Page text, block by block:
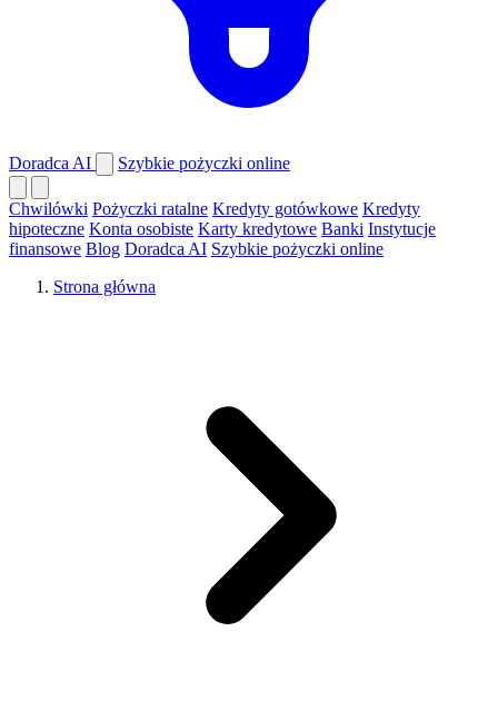
Doradca AI Szybkie pożyczki online
Chwilówki Pożyczki ratalne Kredyty gotówkowe Kredyty
hipoteczne Konta osobiste Karty kredytowe Banki Instytucje
finansowe Blog Doradca AI Szybkie pożyczki online
Strona główna